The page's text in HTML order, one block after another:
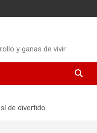
y ganas de vivir
de divertido